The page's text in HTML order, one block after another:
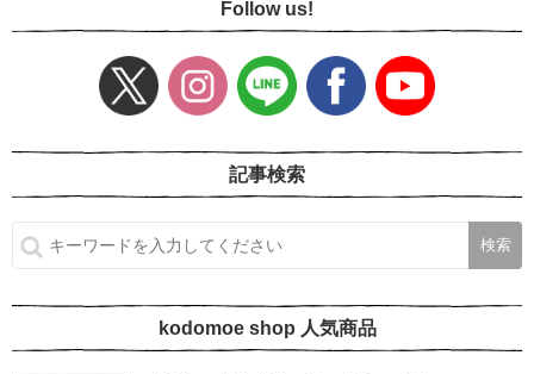
Follow us!
記事検索
kodomoe shop 人気商品